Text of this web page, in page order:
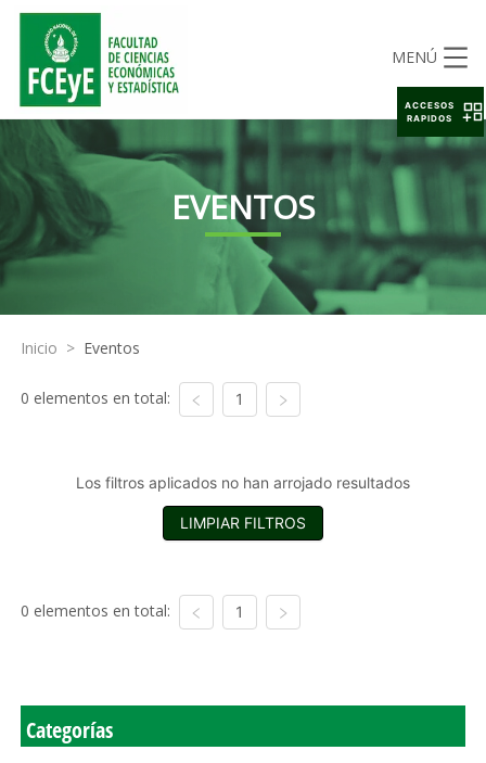
MENÚ
EVENTOS
Inicio > Eventos
0 elementos en total: 1
Los filtros aplicados no han arrojado resultados
LIMPIAR FILTROS
0 elementos en total: 1
Categorías
ACCESOS
RAPIDOS